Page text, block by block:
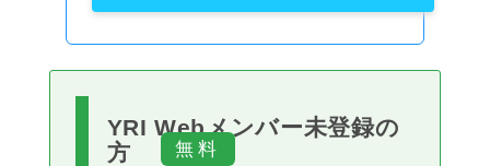
YRI Webメンバー未登録の
方